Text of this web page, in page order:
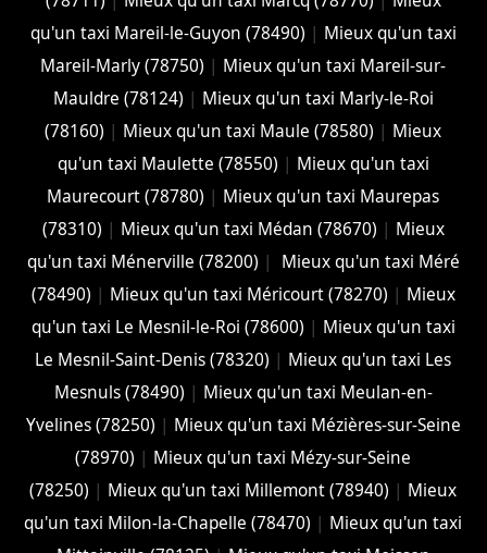
qu'un taxi Mareil-le-Guyon (78490) | Mieux qu'un taxi
Mareil-Marly (78750) | Mieux qu'un taxi Mareil-sur-
Mauldre (78124) | Mieux qu'un taxi Marly-le-Roi
(78160) | Mieux qu'un taxi Maule (78580) | Mieux
qu'un taxi Maulette (78550) | Mieux qu'un taxi
Maurecourt (78780) | Mieux qu'un taxi Maurepas
(78310) | Mieux qu'un taxi Médan (78670) | Mieux
qu'un taxi Ménerville (78200) |
Mieux qu'un taxi Méré
(78490) | Mieux qu'un taxi Méricourt (78270) | Mieux
qu'un taxi Le Mesnil-le-Roi (78600) | Mieux qu'un taxi
Le Mesnil-Saint-Denis (78320) | Mieux qu'un taxi Les
Mesnuls (78490) | Mieux qu'un taxi Meulan-en-
Yvelines (78250) | Mieux qu'un taxi Mézières-sur-Seine
(78970) | Mieux qu'un taxi Mézy-sur-Seine
(78250) | Mieux qu'un taxi Millemont (78940) | Mieux
qu'un taxi Milon-la-Chapelle (78470) | Mieux qu'un taxi